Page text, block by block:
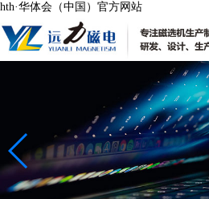
hth·华体会（中国）官方网站